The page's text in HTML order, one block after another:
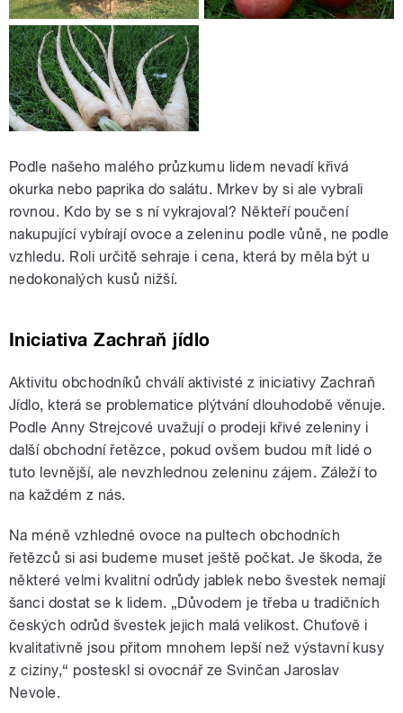
Podle našeho malého průzkumu lidem nevadí křivá
okurka nebo paprika do salátu. Mrkev by si ale vybrali
rovnou. Kdo by se s ní vykrajoval? Někteří poučení
nakupující vybírají ovoce a zeleninu podle vůně, ne podle
vzhledu. Roli určitě sehraje i cena, která by měla být u
nedokonalých kusů nižší.
Iniciativa Zachraň jídlo
Aktivitu obchodníků chválí aktivisté z iniciativy Zachraň
Jídlo, která se problematice plýtvání dlouhodobě věnuje.
Podle Anny Strejcové uvažují o prodeji křivé zeleniny i
další obchodní řetězce, pokud ovšem budou mít lidé o
tuto levnější, ale nevzhlednou zeleninu zájem. Záleží to
na každém z nás.
Na méně vzhledné ovoce na pultech obchodních
řetězců si asi budeme muset ještě počkat. Je škoda, že
některé velmi kvalitní odrůdy jablek nebo švestek nemají
šanci dostat se k lidem. „Důvodem je třeba u tradičních
českých odrůd švestek jejich malá velikost. Chuťově i
kvalitativně jsou přitom mnohem lepší než výstavní kusy
z ciziny,“ posteskl si ovocnář ze Svinčan Jaroslav
Nevole.